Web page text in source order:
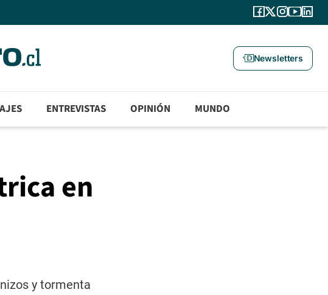
Newsletters
ENTREVISTAS OPINIÓN MUNDO
en
y tormenta